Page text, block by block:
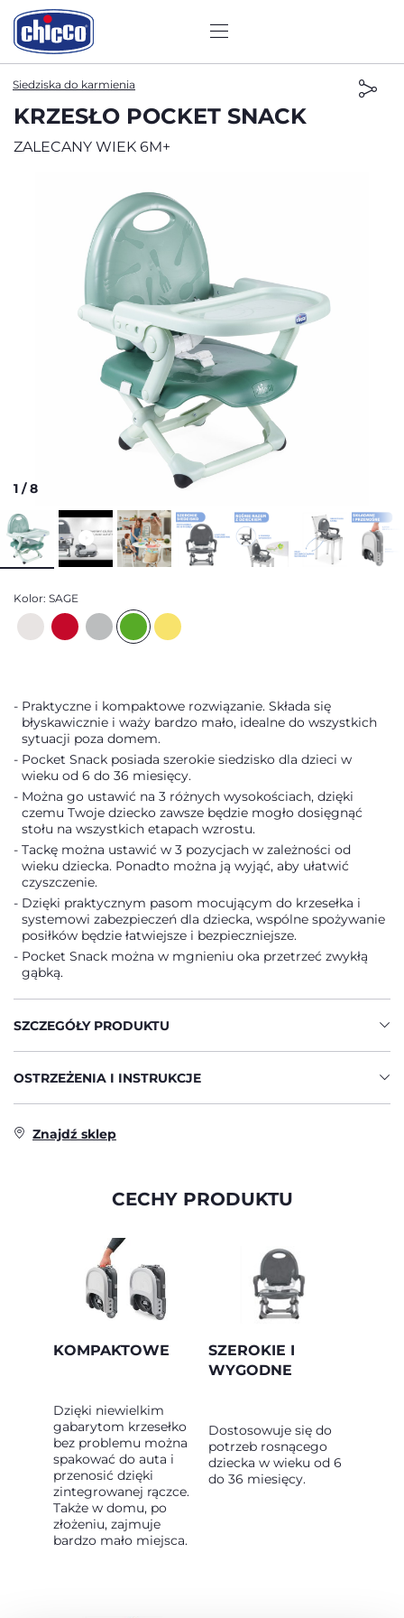
Siedziska do karmienia
KRZESŁO POCKET SNACK
ZALECANY WIEK 6M+
1 /8
Kolor: SAGE
Praktyczne i kompaktowe rozwiązanie. Składa się
błyskawicznie i waży bardzo mało, idealne do wszystkich
sytuacji poza domem.
Pocket Snack posiada szerokie siedzisko dla dzieci w
wieku od 6 do 36 miesięcy.
Można go ustawić na 3 różnych wysokościach, dzięki
czemu Twoje dziecko zawsze będzie mogło dosięgnąć
stołu na wszystkich etapach wzrostu.
Tackę można ustawić w 3 pozycjach w zależności od
wieku dziecka. Ponadto można ją wyjąć, aby ułatwić
czyszczenie.
Dzięki praktycznym pasom mocującym do krzesełka i
systemowi zabezpieczeń dla dziecka, wspólne spożywanie
posiłków będzie łatwiejsze i bezpieczniejsze.
Pocket Snack można w mgnieniu oka przetrzeć zwykłą
gąbką.
SZCZEGÓŁY PRODUKTU
OSTRZEŻENIA I INSTRUKCJE
Znajdź sklep
CECHY PRODUKTU
KOMPAKTOWE
Dzięki niewielkim
gabarytom krzesełko
bez problemu można
spakować do auta i
przenosić dzięki
zintegrowanej rączce.
Także w domu, po
złożeniu, zajmuje
bardzo mało miejsca.
SZEROKIE I
WYGODNE
Dostosowuje się do
potrzeb rosnącego
dziecka w wieku od 6
do 36 miesięcy.